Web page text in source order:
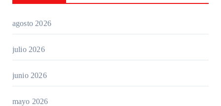
agosto 2026
julio 2026
junio 2026
mayo 2026